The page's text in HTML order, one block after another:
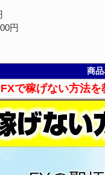
円
商品
FXで稼げない方法を